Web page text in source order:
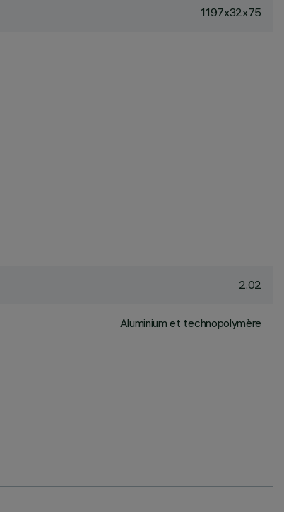
1197x32x75
2.02
Aluminium et technopolymère